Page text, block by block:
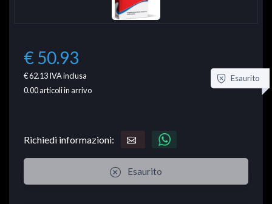
€ 50.93
€ 62.13IVA inclusa
0.00articoli in arrivo
Esaurito
Richiedi informazioni:
Esaurito